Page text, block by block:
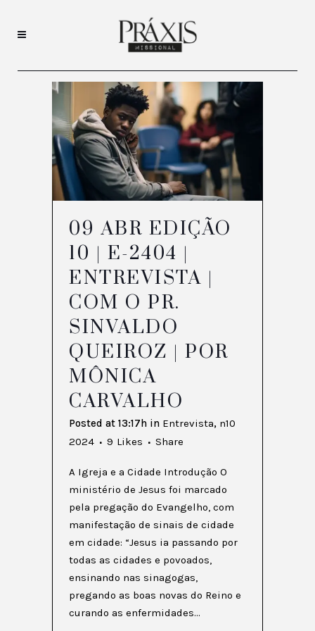
09 ABR EDIÇÃO
10 | E-2404 |
ENTREVISTA |
COM O PR.
SINVALDO
QUEIROZ | POR
MÔNICA
CARVALHO
Posted at 13:17h in Entrevista, n10
2024
9 Likes Share
A Igreja e a Cidade Introdução O
ministério de Jesus foi marcado
pela pregação do Evangelho, com
manifestação de sinais de cidade
em cidade: “Jesus ia passando por
todas as cidades e povoados,
ensinando nas sinagogas,
pregando as boas novas do Reino e
curando as enfermidades...